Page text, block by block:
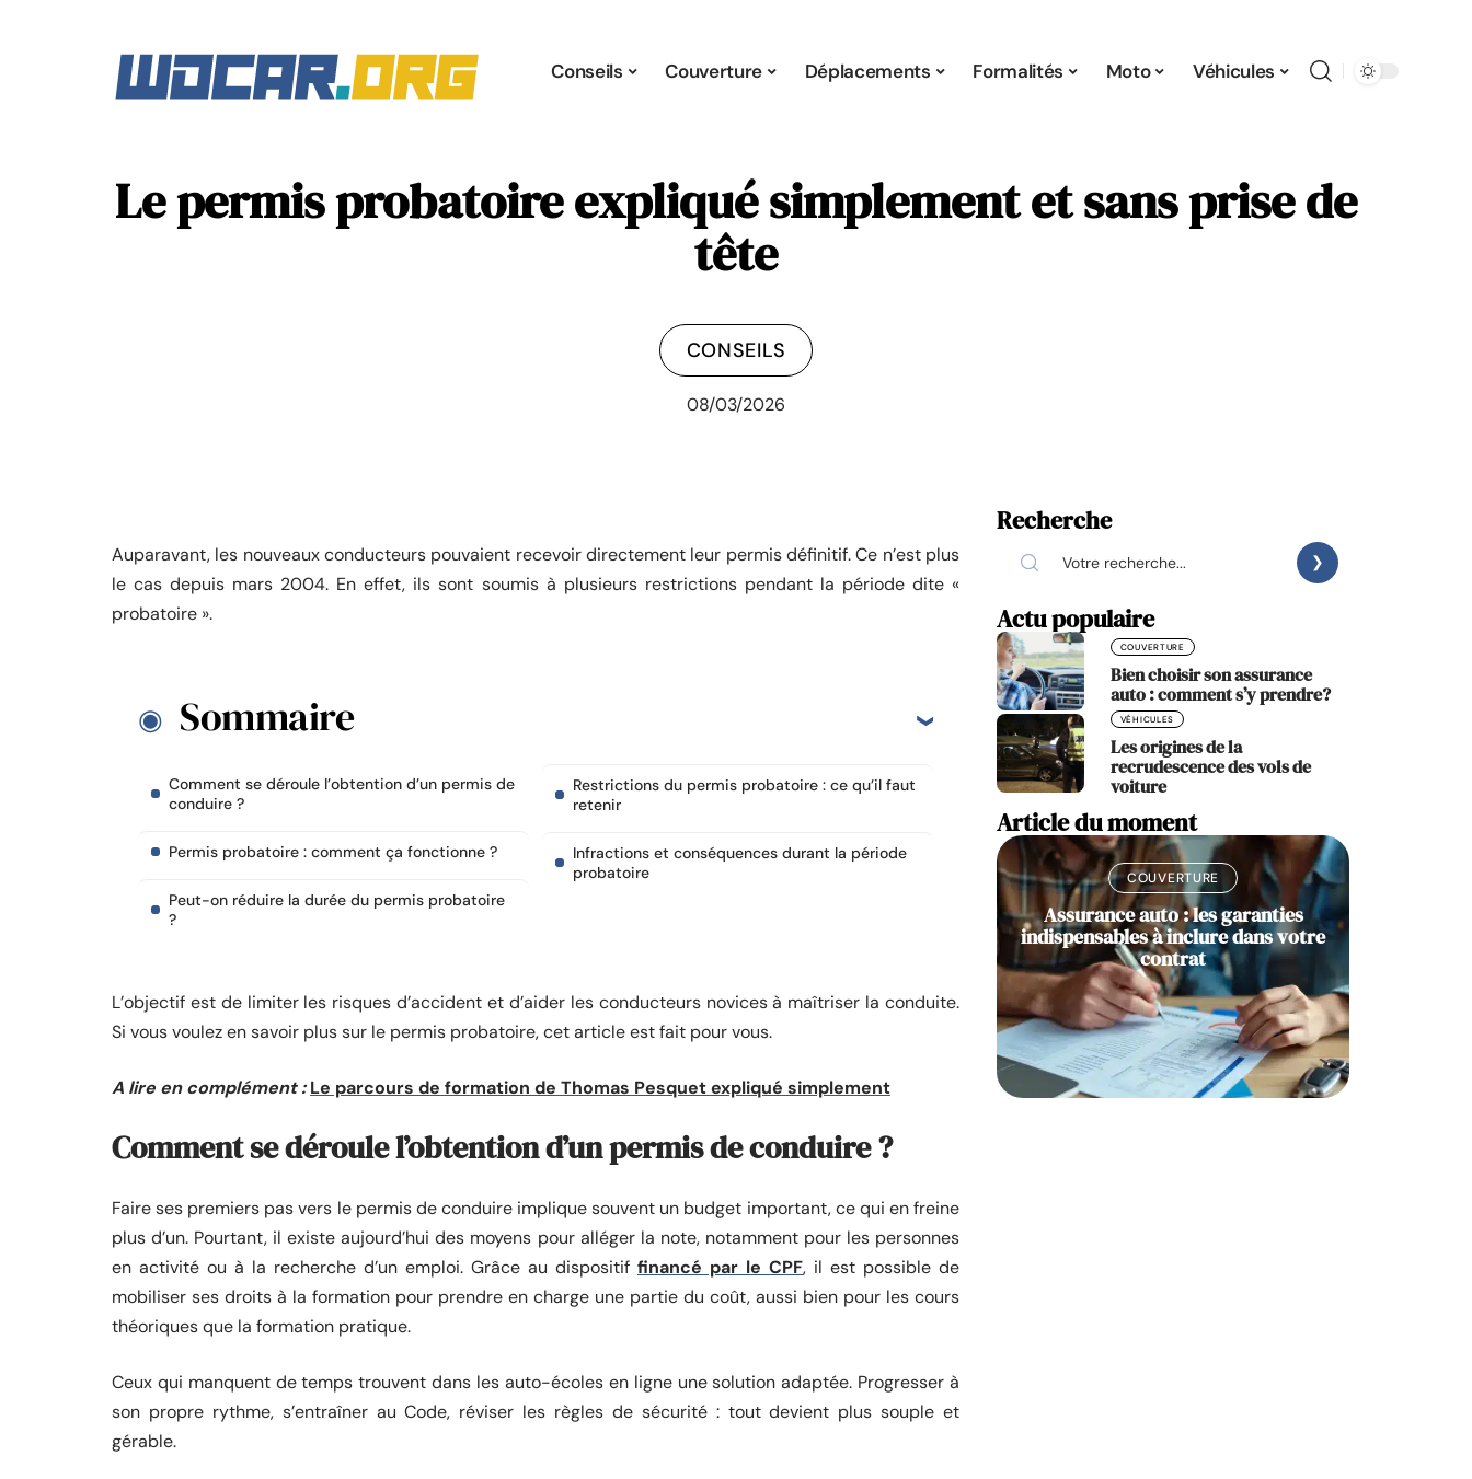
Conseils Couverture Déplacements Formalités Moto Véhicules
Le permis probatoire expliqué simplement et sans prise de
tête
CONSEILS
08/03/2026
Auparavant, les nouveaux conducteurs pouvaient recevoir directement leur permis définitif. Ce n’est plus
le cas depuis mars 2004. En effet, ils sont soumis à plusieurs restrictions pendant la période dite «
probatoire ».
Sommaire
Comment se déroule l’obtention d’un permis de
conduire ?
Permis probatoire : comment ça fonctionne ?
Peut-on réduire la durée du permis probatoire
?
Restrictions du permis probatoire : ce qu’il faut
retenir
Infractions et conséquences durant la période
probatoire
L’objectif est de limiter les risques d’accident et d’aider les conducteurs novices à maîtriser la conduite.
Si vous voulez en savoir plus sur le permis probatoire, cet article est fait pour vous.
A lire en complément : Le parcours de formation de Thomas Pesquet expliqué simplement
Comment se déroule l’obtention d’un permis de conduire ?
Faire ses premiers pas vers le permis de conduire implique souvent un budget important, ce qui en freine
plus d’un. Pourtant, il existe aujourd’hui des moyens pour alléger la note, notamment pour les personnes
en activité ou à la recherche d’un emploi. Grâce au dispositif financé par le CPF, il est possible de
mobiliser ses droits à la formation pour prendre en charge une partie du coût, aussi bien pour les cours
théoriques que la formation pratique.
Ceux qui manquent de temps trouvent dans les auto-écoles en ligne une solution adaptée. Progresser à
son propre rythme, s’entraîner au Code, réviser les règles de sécurité : tout devient plus souple et
gérable.
Recherche
Actu populaire
COUVERTURE
Bien choisir son assurance
auto : comment s’y prendre?
VÉHICULES
Les origines de la
recrudescence des vols de
voiture
Article du moment
COUVERTURE
Assurance auto : les garanties
indispensables à inclure dans votre
contrat